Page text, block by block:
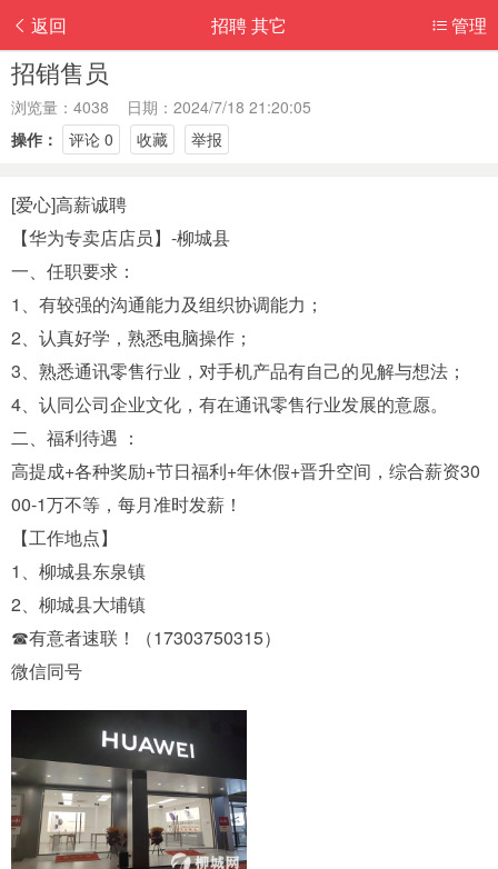
返回 管理
招聘 其它
招销售员
浏览量：4038 日期：2024/7/18 21:20:05
操作：
评论 0 收藏 举报
[爱心]高薪诚聘
【华为专卖店店员】-柳城县
一、任职要求：
1、有较强的沟通能力及组织协调能力；
2、认真好学，熟悉电脑操作；
3、熟悉通讯零售行业，对手机产品有自己的见解与想法；
4、认同公司企业文化，有在通讯零售行业发展的意愿。
二、福利待遇 ：
高提成+各种奖励+节日福利+年休假+晋升空间，综合薪资30
00-1万不等，每月准时发薪！
【工作地点】
1、柳城县东泉镇
2、柳城县大埔镇
☎有意者速联！（17303750315）
微信同号